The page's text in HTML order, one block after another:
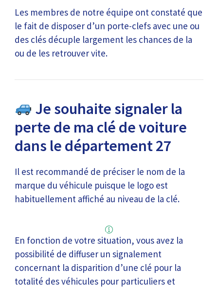
Les membres de notre équipe ont constaté que
le fait de disposer d’un porte-clefs avec une ou
des clés décuple largement les chances de la
ou de les retrouver vite.
Je souhaite signaler la
perte de ma clé de voiture
dans le département 27
Il est recommandé de préciser le nom de la
marque du véhicule puisque le logo est
habituellement affiché au niveau de la clé.
En fonction de votre situation, vous avez la
possibilité de diffuser un signalement
concernant la disparition d’une clé pour la
totalité des véhicules pour particuliers et